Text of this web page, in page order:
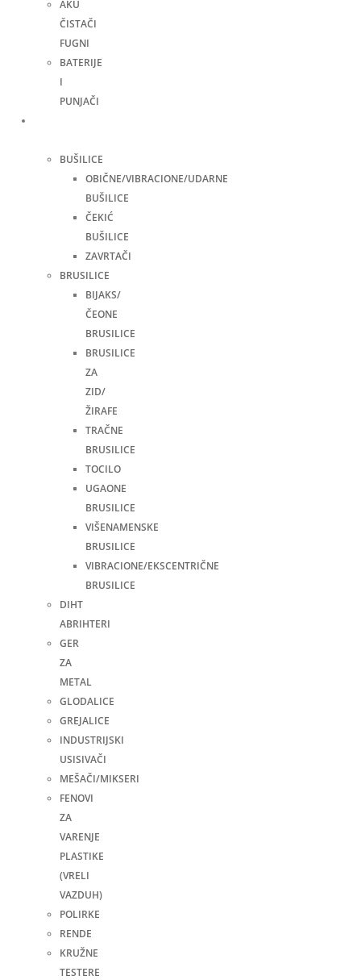
AKU
ČISTAČI
FUGNI
BATERIJE
I
PUNJAČI
BUŠILICE
OBIČNE/VIBRACIONE/UDARNE
BUŠILICE
ČEKIĆ
BUŠILICE
ZAVRTAČI
BRUSILICE
BIJAKS/
ČEONE
BRUSILICE
BRUSILICE
ZA
ZID/
ŽIRAFE
TRAČNE
BRUSILICE
TOCILO
UGAONE
BRUSILICE
VIŠENAMENSKE
BRUSILICE
VIBRACIONE/EKSCENTRIČNE
BRUSILICE
DIHT
ABRIHTERI
GER
ZA
METAL
GLODALICE
GREJALICE
INDUSTRIJSKI
USISIVAČI
MEŠAČI/MIKSERI
FENOVI
ZA
VARENJE
PLASTIKE
(VRELI
VAZDUH)
POLIRKE
RENDE
KRUŽNE
TESTERE